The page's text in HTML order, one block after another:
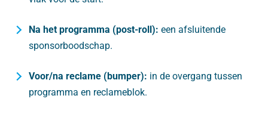
Na het programma (post-roll): een afsluitende
sponsorboodschap.
Voor/na reclame (bumper): in de overgang tussen
programma en reclameblok.